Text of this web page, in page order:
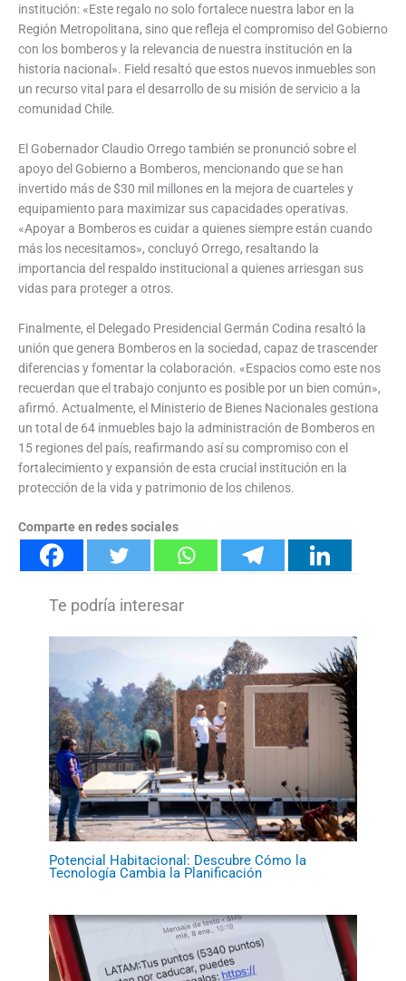
institución: «Este regalo no solo fortalece nuestra labor en la
Región Metropolitana, sino que refleja el compromiso del Gobierno
con los bomberos y la relevancia de nuestra institución en la
historia nacional». Field resaltó que estos nuevos inmuebles son
un recurso vital para el desarrollo de su misión de servicio a la
comunidad Chile.
El Gobernador Claudio Orrego también se pronunció sobre el
apoyo del Gobierno a Bomberos, mencionando que se han
invertido más de $30 mil millones en la mejora de cuarteles y
equipamiento para maximizar sus capacidades operativas.
«Apoyar a Bomberos es cuidar a quienes siempre están cuando
más los necesitamos», concluyó Orrego, resaltando la
importancia del respaldo institucional a quienes arriesgan sus
vidas para proteger a otros.
Finalmente, el Delegado Presidencial Germán Codina resaltó la
unión que genera Bomberos en la sociedad, capaz de trascender
diferencias y fomentar la colaboración. «Espacios como este nos
recuerdan que el trabajo conjunto es posible por un bien común»,
afirmó. Actualmente, el Ministerio de Bienes Nacionales gestiona
un total de 64 inmuebles bajo la administración de Bomberos en
15 regiones del país, reafirmando así su compromiso con el
fortalecimiento y expansión de esta crucial institución en la
protección de la vida y patrimonio de los chilenos.
Comparte en redes sociales
Potencial Habitacional: Descubre Cómo la
Tecnología Cambia la Planificación